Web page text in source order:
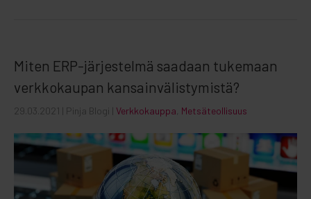
Miten ERP-järjestelmä saadaan tukemaan
verkkokaupan kansainvälistymistä?
29.03.2021 | Pinja Blogi | Verkkokauppa Metsäteollisuus